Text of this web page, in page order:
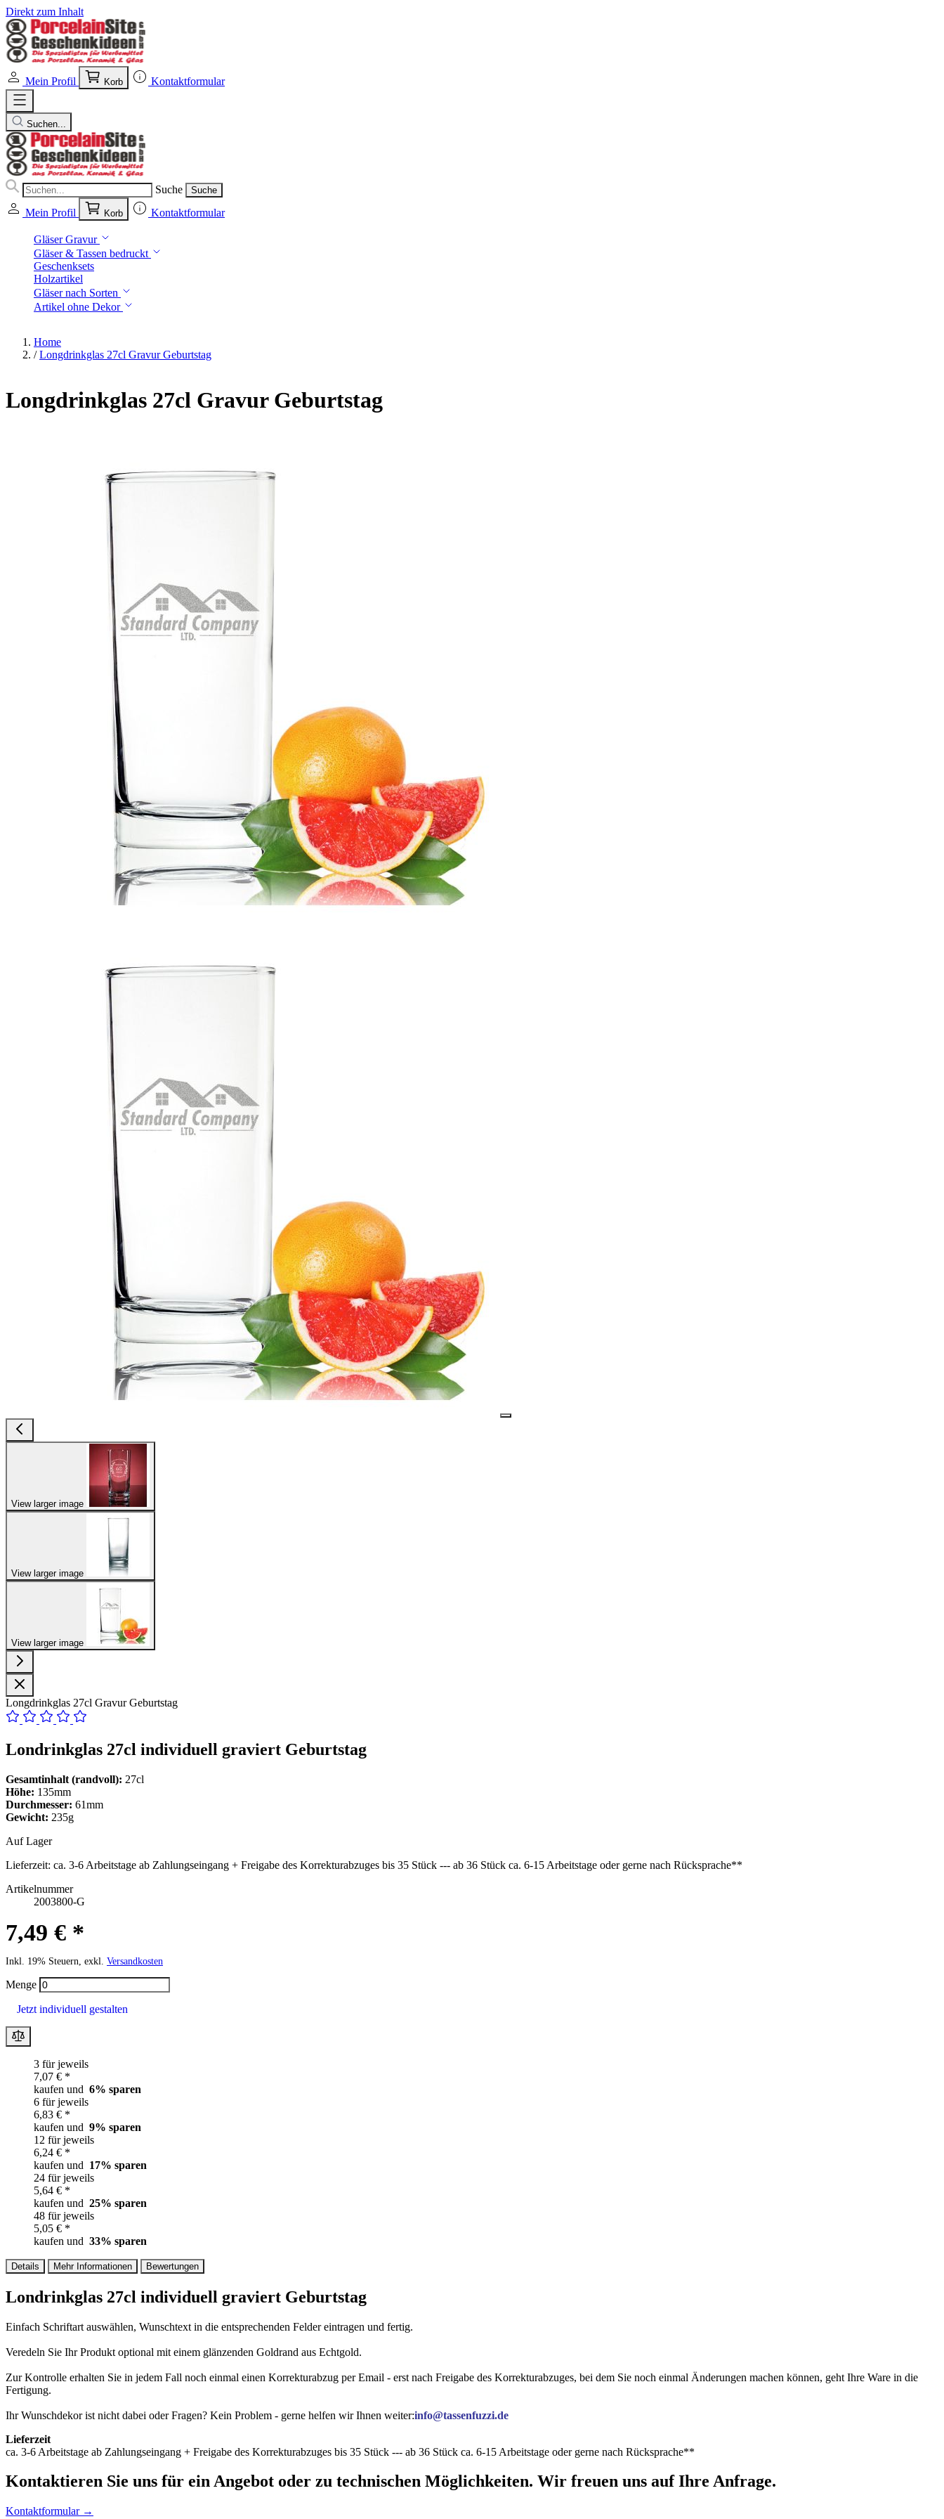
Direkt zum Inhalt
Mein Profil Korb Kontaktformular
Suchen...
Suche Suche
Mein Profil Korb Kontaktformular
Gläser Gravur
Gläser & Tassen bedruckt
Geschenksets
Holzartikel
Gläser nach Sorten
Artikel ohne Dekor
Home
/ Longdrinkglas 27cl Gravur Geburtstag
Longdrinkglas 27cl Gravur Geburtstag
View larger image
View larger image
View larger image
Longdrinkglas 27cl Gravur Geburtstag
Londrinkglas 27cl individuell graviert Geburtstag
Gesamtinhalt (randvoll): 27cl
Höhe: 135mm
Durchmesser: 61mm
Gewicht: 235g
Auf Lager
Lieferzeit: ca. 3-6 Arbeitstage ab Zahlungseingang + Freigabe des Korrekturabzuges bis 35 Stück --- ab 36 Stück ca. 6-15 Arbeitstage oder gerne nach Rücksprache**
Artikelnummer
2003800-G
7,49 € *
Inkl. 19% Steuern, exkl. Versandkosten
Menge
Jetzt individuell gestalten
3 für jeweils
7,07 € *
kaufen und 6% sparen
6 für jeweils
6,83 € *
kaufen und 9% sparen
12 für jeweils
6,24 € *
kaufen und 17% sparen
24 für jeweils
5,64 € *
kaufen und 25% sparen
48 für jeweils
5,05 € *
kaufen und 33% sparen
Details Mehr Informationen Bewertungen
Londrinkglas 27cl individuell graviert Geburtstag
Einfach Schriftart auswählen, Wunschtext in die entsprechenden Felder eintragen und fertig.
Veredeln Sie Ihr Produkt optional mit einem glänzenden Goldrand aus Echtgold.
Zur Kontrolle erhalten Sie in jedem Fall noch einmal einen Korrekturabzug per Email - erst nach Freigabe des Korrekturabzuges, bei dem Sie noch einmal Änderungen machen können, geht Ihre Ware in die
Fertigung.
Ihr Wunschdekor ist nicht dabei oder Fragen? Kein Problem - gerne helfen wir Ihnen weiter:info@tassenfuzzi.de
Lieferzeit
ca. 3-6 Arbeitstage ab Zahlungseingang + Freigabe des Korrekturabzuges bis 35 Stück --- ab 36 Stück ca. 6-15 Arbeitstage oder gerne nach Rücksprache**
Kontaktieren Sie uns für ein Angebot oder zu technischen Möglichkeiten. Wir freuen uns auf Ihre Anfrage.
Kontaktformular →